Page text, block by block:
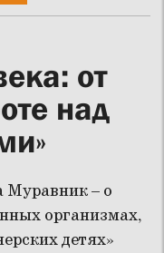
от
над
– о
организмах,
детях»